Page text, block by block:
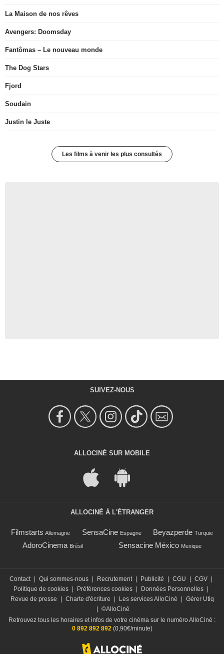
La Maison de nos rêves
Avengers: Doomsday
Fantômas – Le nouveau monde
The Dog Stars
Fjord
Soudain
Justin le Juste
Les films à venir les plus consultés
SUIVEZ-NOUS
ALLOCINÉ SUR MOBILE
ALLOCINÉ À L'ÉTRANGER
Filmstarts Allemagne SensaCine Espagne Beyazperde Turquie
AdoroCinema Brésil Sensacine México Mexique
Contact | Qui sommes-nous | Recrutement | Publicité | CGU | CGV |
Politique de cookies | Préférences cookies | Données Personnelles |
Revue de presse
| Charte d'écriture | Les services AlloCiné | Gérer Utiq
| ©AlloCiné
Retrouvez tous les horaires et infos de votre cinéma sur le numéro AlloCiné :
0 892 892 892 (0,90€/minute)